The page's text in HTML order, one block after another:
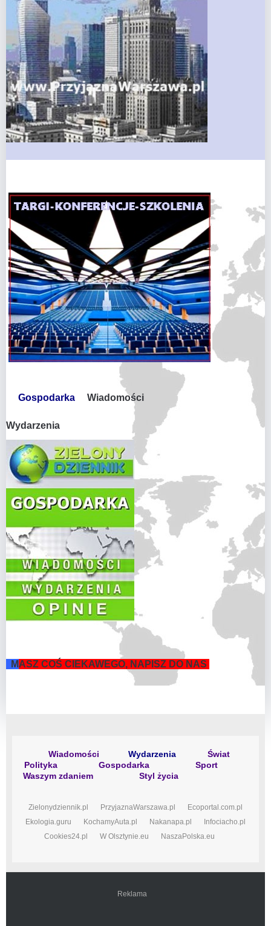
Gospodarka Wiadomości
Wydarzenia
MASZ COŚ CIEKAWEGO, NAPISZ DO NAS
Wiadomości Wydarzenia
Świat
Polityka
Gospodarka
Sport
Waszym zdaniem
Styl życia
Zielonydziennik.pl PrzyjaznaWarszawa.pl
Ecoportal.com.pl
Ekologia.guru
KochamyAuta.pl Nakanapa.pl
Infociacho.pl
Cookies24.pl
W Olsztynie.eu NaszaPolska.eu
Reklama